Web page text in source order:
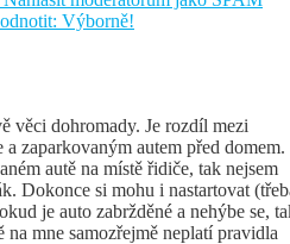
Výborně!
věci dohromady. Je rozdíl mezi
zaparkovaným autem před domem.
autě na místě řidiče, tak nejsem
Dokonce si mohu i nastartovat
je auto zabržděné a nehýbe se,
mne samozřejmě neplatí pravidla